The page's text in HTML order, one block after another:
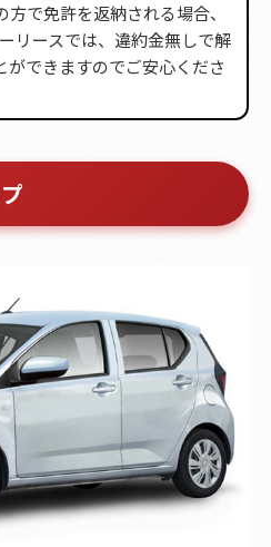
方で免許を返納される場合、
リースでは、違約金無しで解
ができますのでご安心くださ